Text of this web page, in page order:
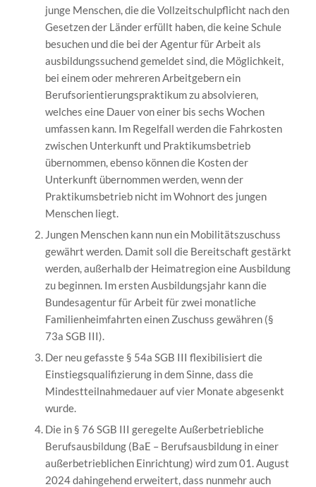
junge Menschen, die die Vollzeitschulpflicht nach den
Gesetzen der Länder erfüllt haben, die keine Schule
besuchen und die bei der Agentur für Arbeit als
ausbildungssuchend gemeldet sind, die Möglichkeit,
bei einem oder mehreren Arbeitgebern ein
Berufsorientierungspraktikum zu absolvieren,
welches eine Dauer von einer bis sechs Wochen
umfassen kann. Im Regelfall werden die Fahrkosten
zwischen Unterkunft und Praktikumsbetrieb
übernommen, ebenso können die Kosten der
Unterkunft übernommen werden, wenn der
Praktikumsbetrieb nicht im Wohnort des jungen
Menschen liegt.
Jungen Menschen kann nun ein Mobilitätszuschuss
gewährt werden. Damit soll die Bereitschaft gestärkt
werden, außerhalb der Heimatregion eine Ausbildung
zu beginnen. Im ersten Ausbildungsjahr kann die
Bundesagentur für Arbeit für zwei monatliche
Familienheimfahrten einen Zuschuss gewähren (§
73a SGB III).
Der neu gefasste § 54a SGB III flexibilisiert die
Einstiegsqualifizierung in dem Sinne, dass die
Mindestteilnahmedauer auf vier Monate abgesenkt
wurde.
Die in § 76 SGB III geregelte Außerbetriebliche
Berufsausbildung (BaE – Berufsausbildung in einer
außerbetrieblichen Einrichtung) wird zum 01. August
2024 dahingehend erweitert, dass nunmehr auch